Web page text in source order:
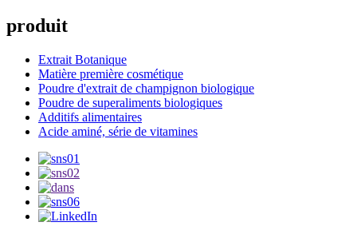
produit
Extrait Botanique
Matière première cosmétique
Poudre d'extrait de champignon biologique
Poudre de superaliments biologiques
Additifs alimentaires
Acide aminé, série de vitamines